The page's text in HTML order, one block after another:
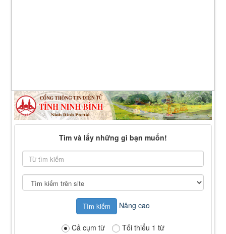
Tìm và lấy những gì bạn muốn!
tìm
kiếm
kiếm
tại
Nâng cao
Cả cụm từ Tối thiểu 1 từ